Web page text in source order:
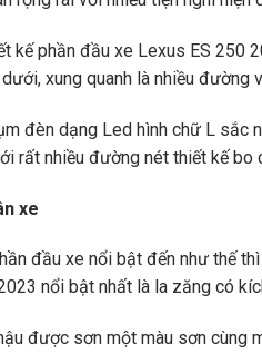
kế phần đầu xe Lexus ES 250
xung quanh là nhiều đường
đèn dạng Led hình chữ L sắc
rất nhiều đường nét thiết kế
xe
đầu xe nổi bật đến như thế
nổi bật nhất là la zăng có
được sơn một màu sơn cùng